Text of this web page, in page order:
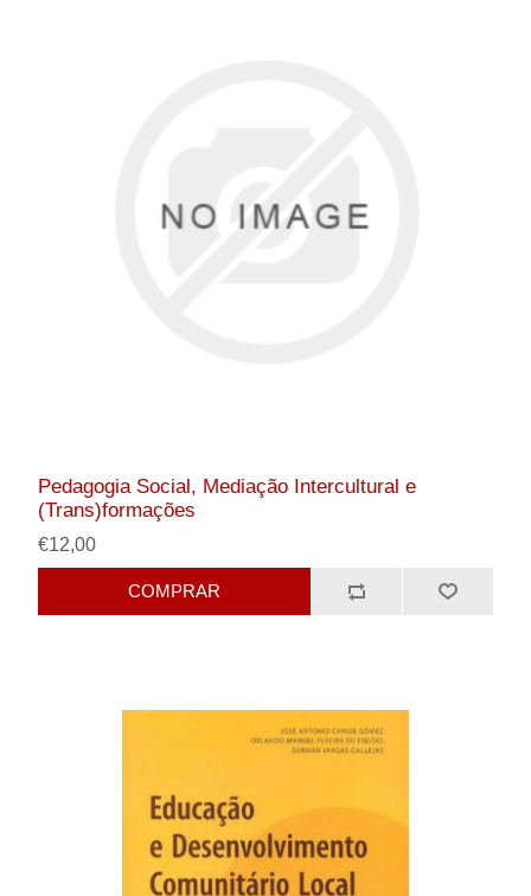
Pedagogia Social, Mediação Intercultural e
(Trans)formações
€12,00
COMPRAR